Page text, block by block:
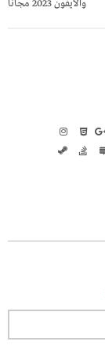
والايفون 2023 مجانا